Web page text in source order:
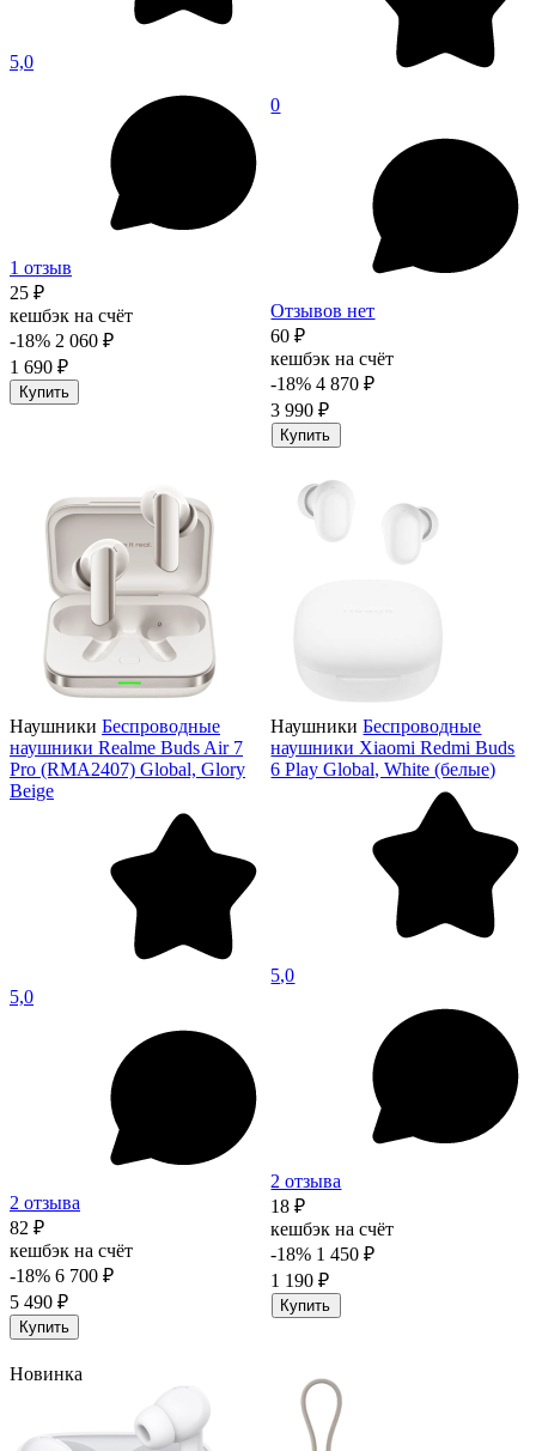
5,0
1 отзыв
25 ₽
кешбэк на счёт
-18% 2 060 ₽
1 690 ₽
Купить
0
Отзывов нет
60 ₽
кешбэк на счёт
-18% 4 870 ₽
3 990 ₽
Купить
Наушники Беспроводные
наушники Realme Buds Air 7
Pro (RMA2407) Global, Glory
Beige
5,0
2 отзыва
82 ₽
кешбэк на счёт
-18% 6 700 ₽
5 490 ₽
Купить
Наушники Беспроводные
наушники Xiaomi Redmi Buds
6 Play Global, White (белые)
5,0
2 отзыва
18 ₽
кешбэк на счёт
-18% 1 450 ₽
1 190 ₽
Купить
Новинка